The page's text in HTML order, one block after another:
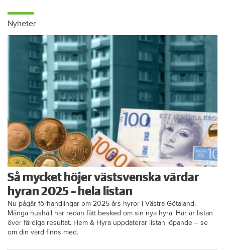
Nyheter
Så mycket höjer västsvenska värdar
hyran 2025 – hela listan
Nu pågår förhandlingar om 2025 års hyror i Västra Götaland.
Många hushåll har redan fått besked om sin nya hyra. Här är listan
över färdiga resultat. Hem & Hyra uppdaterar listan löpande – se
om din värd finns med.